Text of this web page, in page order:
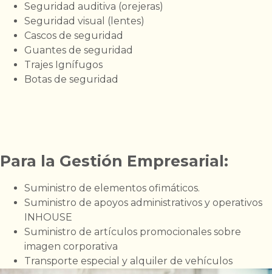
Seguridad auditiva (orejeras)
Seguridad visual (lentes)
Cascos de seguridad
Guantes de seguridad
Trajes Ignífugos
Botas de seguridad
Para la Gestión Empresarial:
Suministro de elementos ofimáticos.
Suministro de apoyos administrativos y operativos
INHOUSE
Suministro de artículos promocionales sobre
imagen corporativa
Transporte especial y alquiler de vehículos